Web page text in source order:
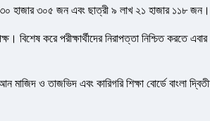
৩০ হাজার ৩০৫ জন এবং ছাত্রী ৯ লাখ ২১ হাজার ১১৮ জন।
করে পরীক্ষার্থীদের নিরাপত্তা নিশ্চিত করতে এবার
ও তাজভিদ এবং কারিগরি শিক্ষা বোর্ডে বাংলা